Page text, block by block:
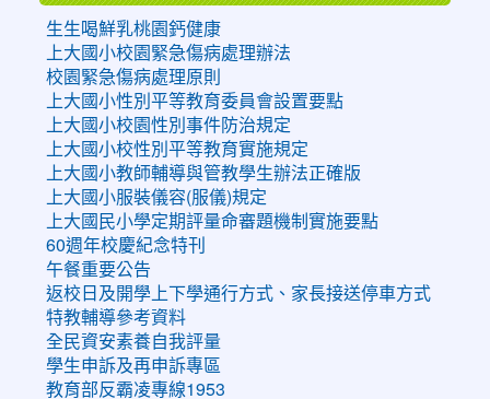
生生喝鮮乳桃園鈣健康
上大國小校園緊急傷病處理辦法
校園緊急傷病處理原則
上大國小性別平等教育委員會設置要點
上大國小校園性別事件防治規定
上大國小校性別平等教育實施規定
上大國小教師輔導與管教學生辦法正確版
上大國小服裝儀容(服儀)規定
上大國民小學定期評量命審題機制實施要點
60週年校慶紀念特刊
午餐重要公告
返校日及開學上下學通行方式、家長接送停車方式
特教輔導參考資料
全民資安素養自我評量
學生申訴及再申訴專區
教育部反霸凌專線1953